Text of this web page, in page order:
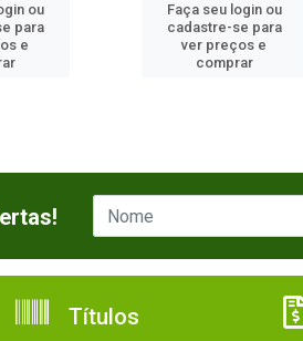
ou
para
e
Faça seu login ou
cadastre-se para
ver preços e
comprar
Títulos